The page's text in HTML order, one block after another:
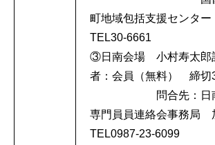
町地域包括支援センタ
TEL30-6661
③日南会場 小村寿太郎
者：会員（無料） 締切3
問合先：日南市
専門員員連絡会事務局
TEL0987-23-6099